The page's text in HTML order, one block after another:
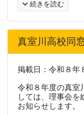
続きを読む
真室川高校同
掲載日：令和８年
令和８年度の真室
しては、理事会を
お知らせします。